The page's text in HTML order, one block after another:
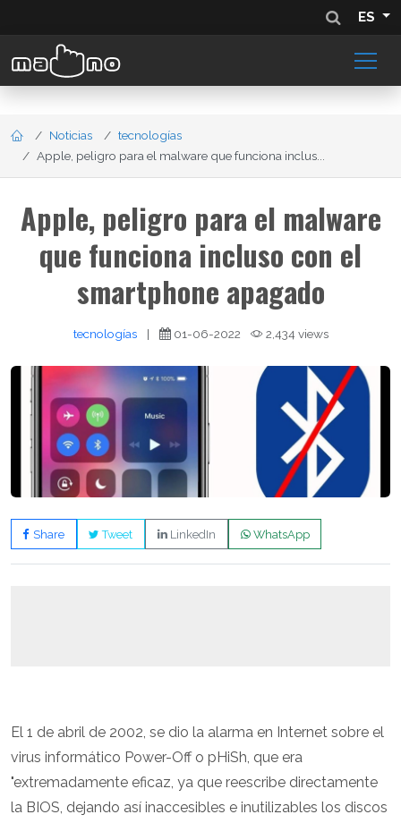
ES
Noticias
tecnologías
Apple, peligro para el malware que funciona inclus...
Apple, peligro para el malware
que funciona incluso con el
smartphone apagado
tecnologías | 01-06-2022 2,434 views
Share Tweet LinkedIn WhatsApp
El 1 de abril de 2002, se dio la alarma en Internet sobre el
virus informático Power-Off o pHiSh, que era
"extremadamente eficaz, ya que reescribe directamente
la BIOS, dejando así inaccesibles e inutilizables los discos